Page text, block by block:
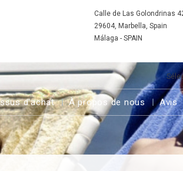
Calle de Las Golondrinas
29604, Marbella, Spain
Málaga - SPAIN
d'achat À propos de nous Avis